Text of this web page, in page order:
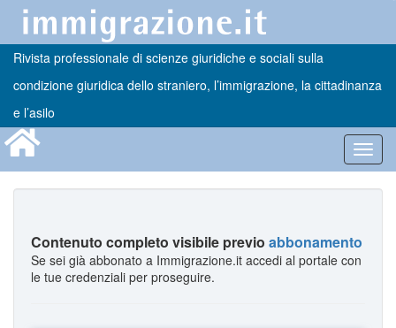
Rivista professionale di scienze giuridiche e sociali sulla
condizione giuridica dello straniero, l’immigrazione, la cittadinanza
e l’asilo
Contenuto completo visibile previo abbonamento
Se sei già abbonato a Immigrazione.it accedi al portale con
le tue credenziali per proseguire.